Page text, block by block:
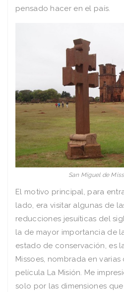
pensado hacer en el país.
San Miguel de
El motivo principal, para
lado, era visitar algunas de
reducciones jesuíticas del
la de mayor importancia de
estado de conservación, es
Missoes, nombrada en
película La Misión. Me
solo por las dimensiones